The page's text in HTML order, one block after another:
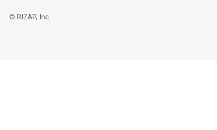
© RIZAP, Inc.